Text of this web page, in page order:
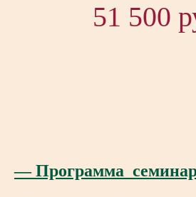
51 500
—